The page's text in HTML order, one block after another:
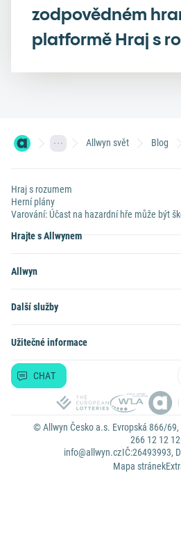
zodpovědném
platformě Hraj s
Allwyn svět Blog
Hraj s rozumem
Herní plány
Varování: Účast na hazardní hře může být
Hrajte s Allwynem
Allwyn
Další služby
Užitečné informace
CHAT
© Allwyn Česko a.s. Evropská 866/
266 12 12 12
info@allwyn.czIČ:26493993,
Mapa stránek